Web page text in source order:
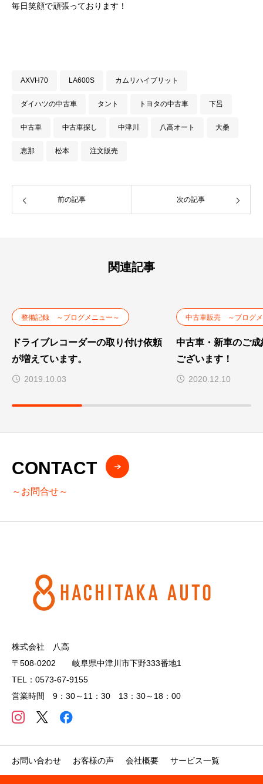
毎日笑顔で頑張っております！
AXVH70 LA600S カムリハイブリット
ダイハツの中古車 タント トヨタの中古車 下呂
中古車 中古車探し 中津川 八高オート 大桑
恵那 松本 注文販売
前の記事 次の記事
関連記事
整備記録 ～ブログメニュー～
ドライブレコーダーの取り付け依頼
が増えています。
2019.10.03
中古車販売 ～ブログ
中古車・新車のご
ございます！
2020.12.10
CONTACT
～お問合せ～
株式会社 八高
〒508-0202 岐阜県中津川市下野333番地1
TEL：0573-67-9155
営業時間 9：30～11：30 13：30～18：00
お問い合わせ お客様の声 会社概要 サービス一覧